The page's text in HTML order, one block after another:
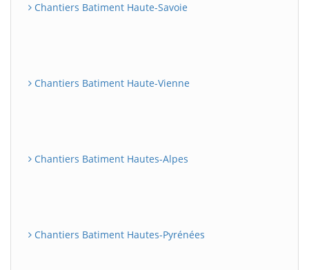
Chantiers Batiment Haute-Savoie
Chantiers Batiment Haute-Vienne
Chantiers Batiment Hautes-Alpes
Chantiers Batiment Hautes-Pyrénées